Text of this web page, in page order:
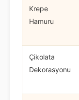
Krepe
Hamuru
Çikolata
Dekorasyonu